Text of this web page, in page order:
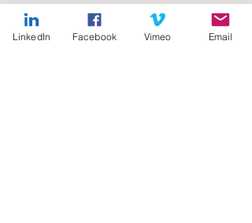
attraktivere Tarife anzuwenden - sofern
sie dies wollen.
LinkedIn Facebook Vimeo Email